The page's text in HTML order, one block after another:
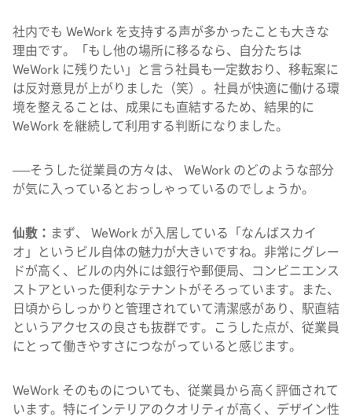
社内でも WeWork を支持する声が多かったことも大きな
理由です。「もし他の場所に移るなら、自分たちは
WeWork に残りたい」と言う社員も一定数おり、移転案に
は反対意見が上がりました（笑）。社員が快適に働ける環
境を整えることは、成果にも直結するため、結果的に
WeWork を継続して利用する判断になりました。
──そうした従業員の方々は、 WeWork のどのような部分
が気に入っているとおっしゃっているのでしょうか。
仙敷： まず、 WeWork が入居している「なんばスカイ
オ」というビル自体の魅力が大きいですね。非常にグレー
ドが高く、ビルの内外には銀行や郵便局、コンビニエンス
ストアといった便利なテナントがそろっています。また、
日頃からしっかりと管理されていて清潔感があり、駅直結
というアクセスの良さも抜群です。こうした点が、従業員
にとって働きやすさにつながっていると感じます。
WeWork そのものについても、従業員から高く評価されて
います。特にインテリアのクオリティが高く、デザイン性